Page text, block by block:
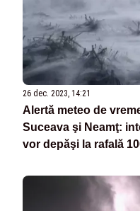
26 dec. 2023, 14:21
Alertă meteo de
Suceava şi Neamţ:
vor depăşi la rafală